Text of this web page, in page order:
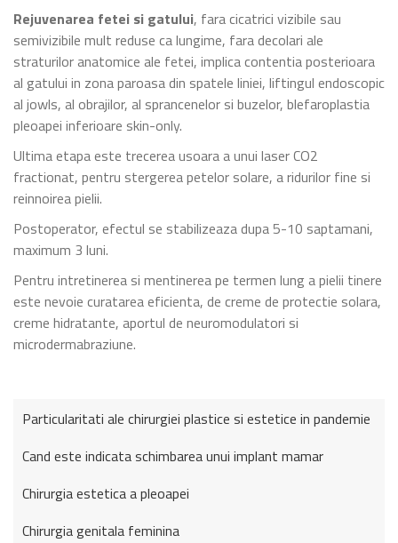
Rejuvenarea fetei si gatului, fara cicatrici vizibile sau
semivizibile mult reduse ca lungime, fara decolari ale
straturilor anatomice ale fetei, implica contentia posterioara
al gatului in zona paroasa din spatele liniei, liftingul endoscopic
al jowls, al obrajilor, al sprancenelor si buzelor, blefaroplastia
pleoapei inferioare skin-only.
Ultima etapa este trecerea usoara a unui laser CO2
fractionat, pentru stergerea petelor solare, a ridurilor fine si
reinnoirea pielii.
Postoperator, efectul se stabilizeaza dupa 5-10 saptamani,
maximum 3 luni.
Pentru intretinerea si mentinerea pe termen lung a pielii tinere
este nevoie curatarea eficienta, de creme de protectie solara,
creme hidratante, aportul de neuromodulatori si
microdermabraziune.
Particularitati ale chirurgiei plastice si estetice in pandemie
Cand este indicata schimbarea unui implant mamar
Chirurgia estetica a pleoapei
Chirurgia genitala feminina